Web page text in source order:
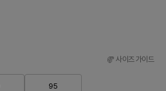
사이즈 가이드
95